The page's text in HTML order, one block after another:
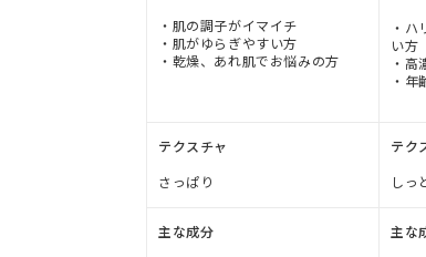
・肌の調子がイマイチ
・肌がゆらぎやすい方
・乾燥、あれ肌でお悩みの方
・ハ
い方
・高
・年
テクスチャ
さっぱり
テク
しっ
主な成分 主な